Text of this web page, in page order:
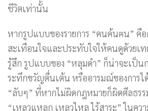
ชีวิตเท่านั้น
หากรูปแบบของรายการ “คนค้นฅน” คือ
สะเทือนใจและประทับใจให้คนดูด้วยเ
รู้สึก รูปแบบของ “หลุมดำ” ก็น่าจะเป็นก
ระทึกขวัญตื่นเต้น หรืออารมณ์ของการไ
“ลับๆ” ที่หากไม่ผิดกฎหมายก็ผิดศีลธร
“เหลวแหลก เหลวไหล ไร้สาระ” ในคว